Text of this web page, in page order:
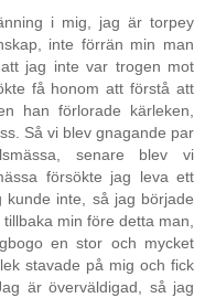
i mig, jag är torpey
inte förrän min man
jag inte var trogen mot
få honom att förstå att
han förlorade kärleken,
Så vi blev gnagande par
senare blev vi
försökte jag leva ett
kunde inte, så jag började
min före detta man,
en stor och mycket
stavade på mig och fick
är överväldigad, så jag